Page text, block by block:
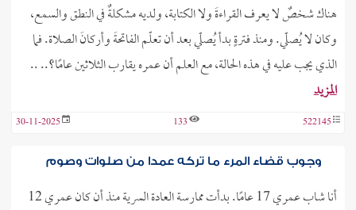
هناك شخصٌ لا يعرف القراءةَ ولا الكتابة، ولديه مشكلةٌ في النطق والسمع،
وكان لا يُصلّي. ومنذ فترةٍ بدأ يُصلّي بعد أن تعلّم الفاتحةَ وأركانَ الصلاة. فما
الذي يجب عليه في هذه الحالة، مع العلم أن عمره يقارب الثلاثين عامًا؟.. ..
المزيد
522145
133
30-11-2025
وجوب قضاء المرء ما تركه عمدا من صلوات وصوم
أنا شاب عمري 17 عامًا. بدأت ممارسة العادة السرية منذ أن كان عمري 12